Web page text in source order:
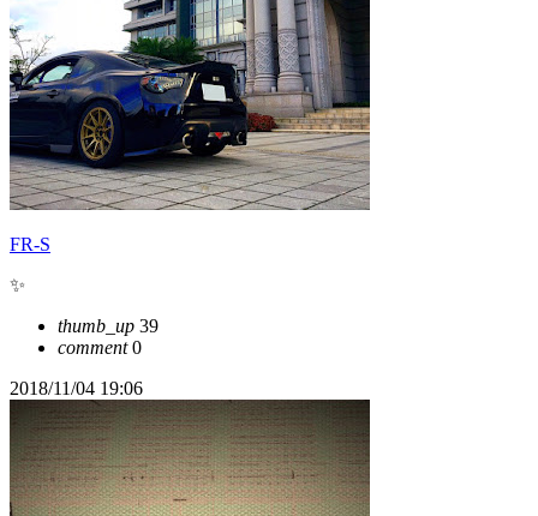
FR-S
✨
thumb_up 39
comment0
2018/11/04 19:06